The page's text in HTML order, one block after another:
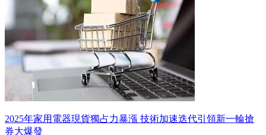
2025年家用電器現貨獨占力暴漲 技術加速迭代引領新一輪搶
券大爆發